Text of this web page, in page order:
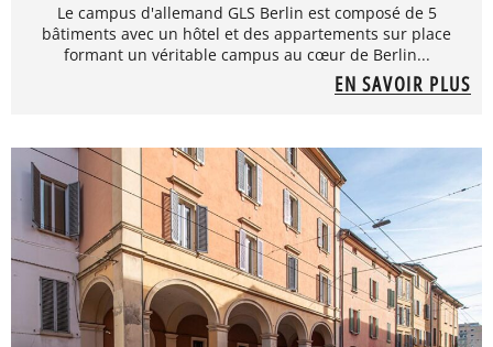
Le campus d'allemand GLS Berlin est composé de 5
bâtiments avec un hôtel et des appartements sur place
formant un véritable campus au cœur de Berlin...
EN SAVOIR PLUS